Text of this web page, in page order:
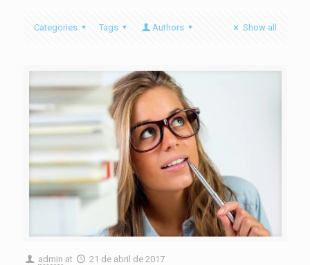
Categories Tags Authors Show all
admin at 21 de abril de 2017